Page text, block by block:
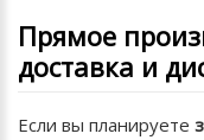
Прямое
доставка и
Если вы планируете